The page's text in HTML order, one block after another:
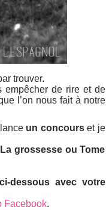
trouver.
empêcher de rire et de
l’on nous fait à notre
un concourset je
grossesse ou Tome
dessous avec votre
Facebook.